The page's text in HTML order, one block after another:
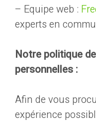
– Equipe web :
experts en
Notre politique
personnelles :
Afin de vous
expérience